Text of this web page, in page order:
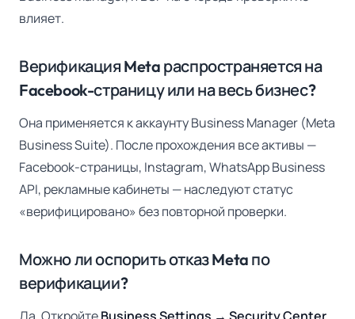
влияет.
Верификация Meta распространяется на
Facebook-страницу или на весь бизнес?
Она применяется к аккаунту Business Manager (Meta
Business Suite). После прохождения все активы —
Facebook-страницы, Instagram, WhatsApp Business
API, рекламные кабинеты — наследуют статус
«верифицировано» без повторной проверки.
Можно ли оспорить отказ Meta по
верификации?